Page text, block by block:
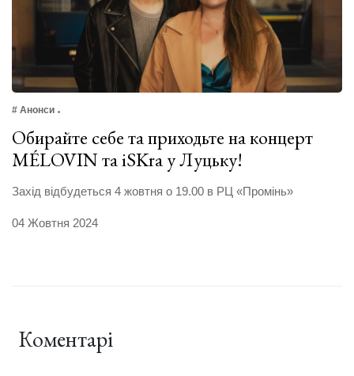
# Анонси
Обирайте себе та приходьте на концерт
MÉLOVIN та iSKra у Луцьку!
Захід відбудеться 4 жовтня о 19.00 в РЦ «Промінь»
04 Жовтня 2024
Коментарі